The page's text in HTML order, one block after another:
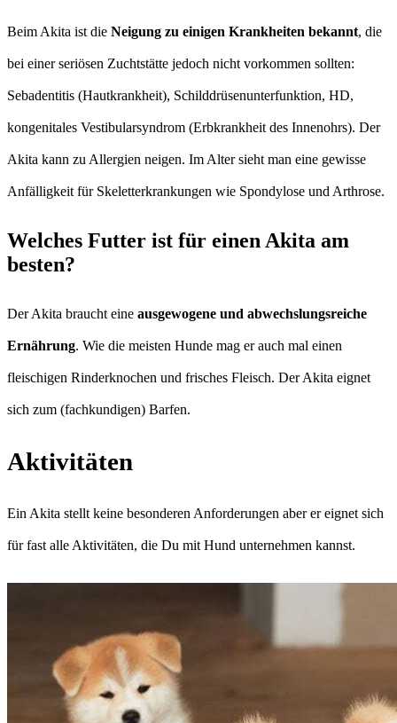
Beim Akita ist die Neigung zu einigen Krankheiten bekannt, die
bei einer seriösen Zuchtstätte jedoch nicht vorkommen sollten:
Sebadentitis (Hautkrankheit), Schilddrüsenunterfunktion, HD,
kongenitales Vestibularsyndrom (Erbkrankheit des Innenohrs). Der
Akita kann zu Allergien neigen. Im Alter sieht man eine gewisse
Anfälligkeit für Skeletterkrankungen wie Spondylose und Arthrose.
Welches Futter ist für einen Akita am
besten?
Der Akita braucht eine ausgewogene und abwechslungsreiche
Ernährung. Wie die meisten Hunde mag er auch mal einen
fleischigen Rinderknochen und frisches Fleisch. Der Akita eignet
sich zum (fachkundigen) Barfen.
Aktivitäten
Ein Akita stellt keine besonderen Anforderungen aber er eignet sich
für fast alle Aktivitäten, die Du mit Hund unternehmen kannst.